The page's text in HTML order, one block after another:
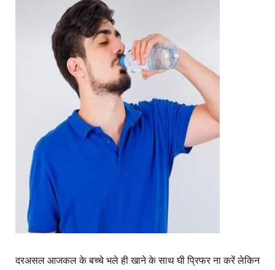
दरअसल आजकल के बच्चे भले ही खाने के साथ घी प्रिफर ना करें लेकिन